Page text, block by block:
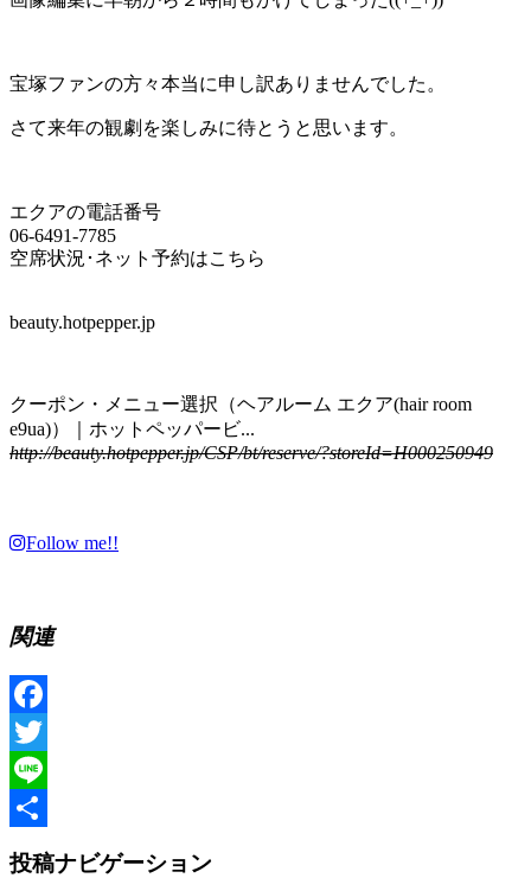
宝塚ファンの方々本当に申し訳ありませんでした。
さて来年の観劇を楽しみに待とうと思います。
エクアの電話番号
06-6491-7785
空席状況･ネット予約はこちら
beauty.hotpepper.jp
クーポン・メニュー選択（ヘアルーム エクア(hair room
e9ua)）｜ホットペッパービ...
http://beauty.hotpepper.jp/CSP/bt/reserve/?storeId=H000250949
Follow me!!
関連
Facebook
Twitter
Line
投稿ナビゲーション